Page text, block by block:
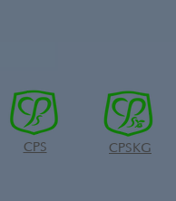
CPS CPSKG